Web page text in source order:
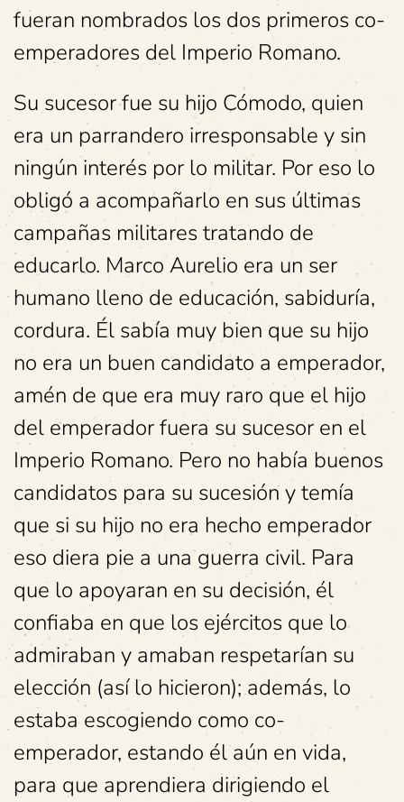
fueran nombrados los dos primeros co-
emperadores del Imperio Romano.
Su sucesor fue su hijo Cómodo, quien
era un parrandero irresponsable y sin
ningún interés por lo militar. Por eso lo
obligó a acompañarlo en sus últimas
campañas militares tratando de
educarlo. Marco Aurelio era un ser
humano lleno de educación, sabiduría,
cordura. Él sabía muy bien que su hijo
no era un buen candidato a emperador,
amén de que era muy raro que el hijo
del emperador fuera su sucesor en el
Imperio Romano. Pero no había buenos
candidatos para su sucesión y temía
que si su hijo no era hecho emperador
eso diera pie a una guerra civil. Para
que lo apoyaran en su decisión, él
confiaba en que los ejércitos que lo
admiraban y amaban respetarían su
elección (así lo hicieron); además, lo
estaba escogiendo como co-
emperador, estando él aún en vida,
para que aprendiera dirigiendo el